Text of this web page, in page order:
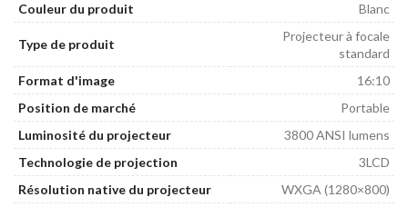
Couleur du produit
Blanc
Type de produit
Projecteur à focale
standard
Format d'image
16:10
Position de marché
Portable
Luminosité du projecteur
3800 ANSI lumens
Technologie de projection
3LCD
Résolution native du projecteur
WXGA (1280×800)